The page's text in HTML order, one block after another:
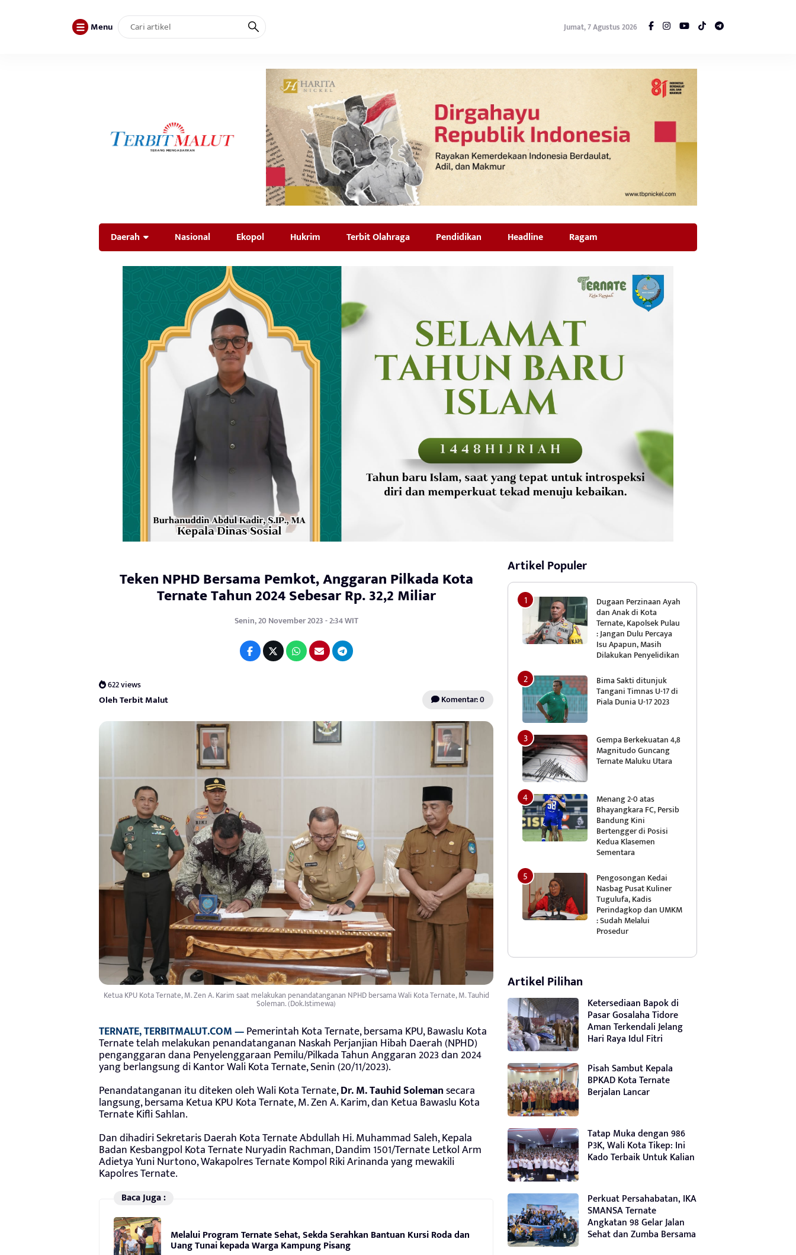
Menu Jumat, 7 Agustus 2026
Daerah Nasional Ekopol Hukrim Terbit Olahraga Pendidikan Headline Ragam
Teken NPHD Bersama Pemkot, Anggaran Pilkada Kota
Ternate Tahun 2024 Sebesar Rp. 32,2 Miliar
Senin, 20 November 2023 - 2:34 WIT
622 views
Oleh Terbit Malut Komentar: 0
Ketua KPU Kota Ternate, M. Zen A. Karim saat melakukan penandatanganan NPHD bersama Wali Kota Ternate, M. Tauhid
Soleman. (Dok.Istimewa)
TERNATE, TERBITMALUT.COM —Pemerintah Kota Ternate, bersama KPU, Bawaslu Kota
Ternate telah melakukan penandatanganan Naskah Perjanjian Hibah Daerah (NPHD)
penganggaran dana Penyelenggaraan Pemilu/Pilkada Tahun Anggaran 2023 dan 2024
yang berlangsung di Kantor Wali Kota Ternate, Senin (20/11/2023).
Penandatanganan itu diteken oleh Wali Kota Ternate,Dr. M. Tauhid Solemansecara
langsung, bersama Ketua KPU Kota Ternate, M. Zen A. Karim, dan Ketua Bawaslu Kota
Ternate Kifli Sahlan.
Dan dihadiri Sekretaris Daerah Kota Ternate Abdullah Hi. Muhammad Saleh, Kepala
Badan Kesbangpol Kota Ternate Nuryadin Rachman, Dandim 1501/Ternate Letkol Arm
Adietya Yuni Nurtono, Wakapolres Ternate Kompol Riki Arinanda yang mewakili
Kapolres Ternate.
Baca Juga :
Melalui Program Ternate Sehat, Sekda Serahkan Bantuan Kursi Roda dan
Uang Tunai kepada Warga Kampung Pisang
Artikel Populer
Dugaan Perzinaan Ayah
dan Anak di Kota
Ternate, Kapolsek Pulau
: Jangan Dulu Percaya
Isu Apapun, Masih
Dilakukan Penyelidikan
Bima Sakti ditunjuk
Tangani Timnas U-17 di
Piala Dunia U-17 2023
Gempa Berkekuatan 4,8
Magnitudo Guncang
Ternate Maluku Utara
Menang 2-0 atas
Bhayangkara FC, Persib
Bandung Kini
Bertengger di Posisi
Kedua Klasemen
Sementara
Pengosongan Kedai
Nasbag Pusat Kuliner
Tugulufa, Kadis
Perindagkop dan UMKM
: Sudah Melalui
Prosedur
Artikel Pilihan
Ketersediaan Bapok di
Pasar Gosalaha Tidore
Aman Terkendali Jelang
Hari Raya Idul Fitri
Pisah Sambut Kepala
BPKAD Kota Ternate
Berjalan Lancar
Tatap Muka dengan 986
P3K, Wali Kota Tikep: Ini
Kado Terbaik Untuk Kalian
Perkuat Persahabatan, IKA
SMANSA Ternate
Angkatan 98 Gelar Jalan
Sehat dan Zumba Bersama